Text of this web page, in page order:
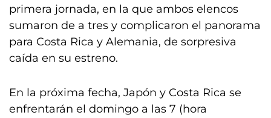
primera jornada, en la que ambos elencos
sumaron de a tres y complicaron el panorama
para Costa Rica y Alemania, de sorpresiva
caída en su estreno.
En la próxima fecha, Japón y Costa Rica se
enfrentarán el domingo a las 7 (hora